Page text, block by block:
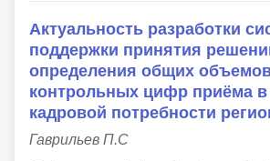
Актуальность разработки
поддержки принятия
определения общих
контрольных цифр приёма
кадровой потребности
Гаврильев П.С